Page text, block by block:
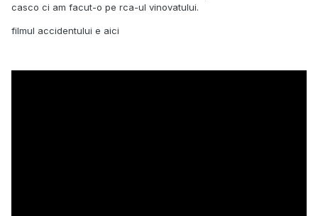
casco ci am facut-o pe rca-ul vinovatului.
filmul accidentului e aici